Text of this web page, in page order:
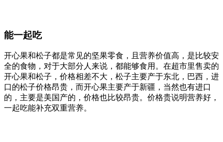
能一起吃
开心果和松子都是常见的坚果零食，且营养价值高，是比较安
全的食物，对于大部分人来说，都能够食用。在超市里售卖的
开心果和松子，价格相差不大，松子主要产于东北，巴西，进
口的松子价格昂贵，而开心果主要产于新疆，当然也有进口
的，主要是美国产的，价格也比较昂贵。价格贵说明营养好，
一起吃能补充双重营养。